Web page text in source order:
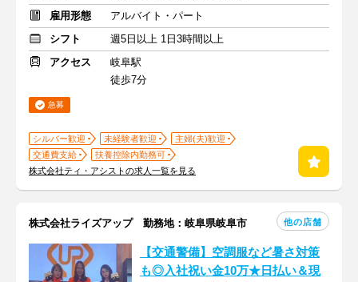
雇用形態
アルバイト・パート
シフト
週5日以上 1日3時間以上
アクセス
岐阜駅
徒歩7分
急募
シルバー歓迎 未経験者歓迎
主婦(夫)歓迎
交通費支給
扶養控除内勤務可
株式会社ティ・アシストの求人一覧を見る
株式会社ライズアップ 勤務地：岐阜県岐阜市 他の店舗
【交通警備】空調服など暑さ対策
も◎入社祝い金10万★日払い＆現